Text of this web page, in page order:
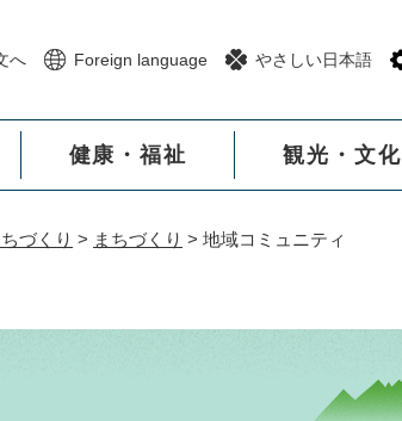
へ Foreign language やさしい日本語
健康・福祉 観光・文化
づくり > まちづくり > 地域コミュニティ